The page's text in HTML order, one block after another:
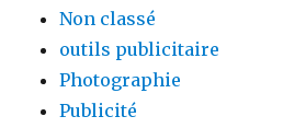
Non classé
outils publicitaire
Photographie
Publicité